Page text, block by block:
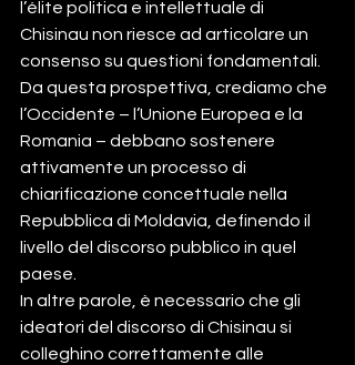
l’élite politica e intellettuale di
Chisinau non riesce ad articolare un
consenso su questioni fondamentali.
Da questa prospettiva, crediamo che
l’Occidente – l’Unione Europea e la
Romania – debbano sostenere
attivamente un processo di
chiarificazione concettuale nella
Repubblica di Moldavia, definendo il
livello del discorso pubblico in quel
paese.
In altre parole, è necessario che gli
ideatori del discorso di Chisinau si
colleghino correttamente alle